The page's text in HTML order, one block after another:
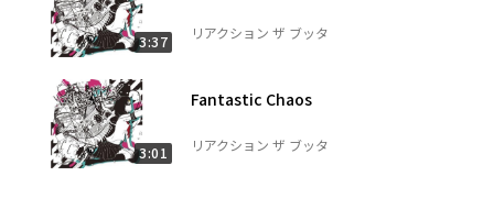
3:37 リアクション ザ ブッタ
3:01
Fantastic Chaos
リアクション ザ ブッタ